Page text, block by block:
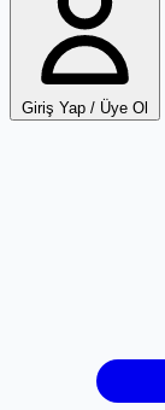
Giriş Yap / Üye Ol